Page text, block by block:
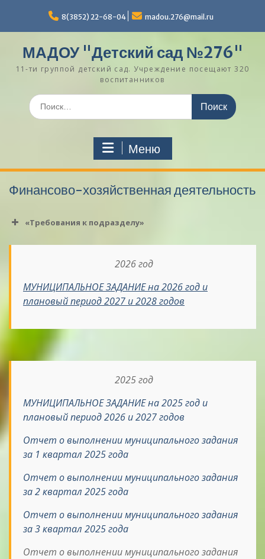
содержимому
8(3852) 22-68-04 madou.276@mail.ru
МАДОУ "Детский сад №276"
11-ти группой детский сад. Учреждение посещают 320
воспитанников
Поиск
по:
Меню
Финансово-хозяйственная деятельность
«Требования к подразделу»
2026 год
МУНИЦИПАЛЬНОЕ ЗАДАНИЕ на 2026 год и
плановый период 2027 и 2028 годов
2025 год
МУНИЦИПАЛЬНОЕ ЗАДАНИЕ на 2025 год и
плановый период 2026 и 2027 годов
Отчет о выполнении муниципального задания
за 1 квартал 2025 года
Отчет о выполнении муниципального задания
за 2 квартал 2025 года
Отчет о выполнении муниципального задания
за 3 квартал 2025 года
Отчет о выполнении муниципального задания